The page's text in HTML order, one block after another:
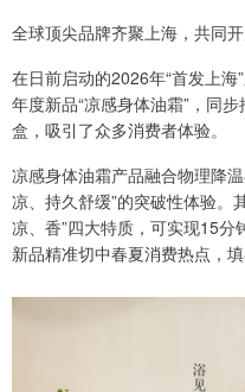
全球顶尖品牌齐聚上海，共同开
在日前启动的2026年“首发上
年度新品“凉感身体油霜”，同
盒，吸引了众多消费者体验。
凉感身体油霜产品融合物理降
凉、持久舒缓”的突破性体验。
凉、香”四大特质，可实现15
新品精准切中春夏消费热点，填